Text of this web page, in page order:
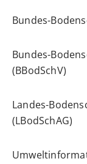
Bundes-
Bundes-
(BBodSchV)
Landes-
(LBodSchAG)